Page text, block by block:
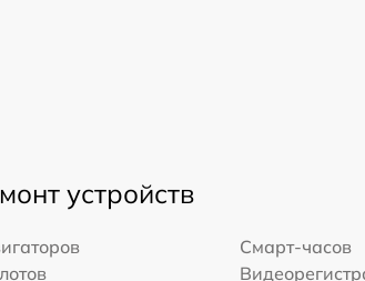
устройств
Смарт-часов